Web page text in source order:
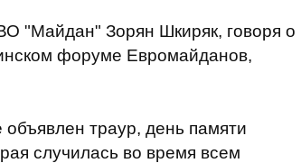
"Майдан" Зорян Шкиряк, говоря о
форуме Евромайданов,
траур, день памяти
случилась во время всем